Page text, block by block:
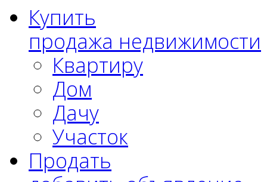
Купить
продажа недвижимости
Квартиру
Дом
Дачу
Участок
Продать